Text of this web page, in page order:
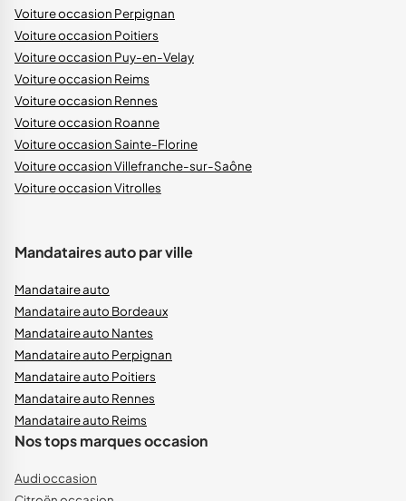
Voiture occasion Perpignan
Voiture occasion Poitiers
Voiture occasion Puy-en-Velay
Voiture occasion Reims
Voiture occasion Rennes
Voiture occasion Roanne
Voiture occasion Sainte-Florine
Voiture occasion Villefranche-sur-Saône
Voiture occasion Vitrolles
Mandataires auto par ville
Mandataire auto
Mandataire auto Bordeaux
Mandataire auto Nantes
Mandataire auto Perpignan
Mandataire auto Poitiers
Mandataire auto Rennes
Mandataire auto Reims
Nos tops marques occasion
Audi occasion